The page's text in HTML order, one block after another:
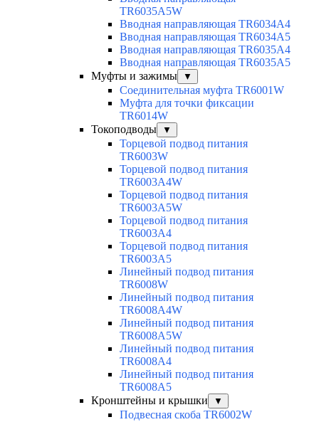
TR6035A5W
Вводная направляющая TR6034A4
Вводная направляющая TR6034A5
Вводная направляющая TR6035A4
Вводная направляющая TR6035A5
Муфты и зажимы
▼
Соединительная муфта TR6001W
Муфта для точки фиксации
TR6014W
Токоподводы
▼
Торцевой подвод питания
TR6003W
Торцевой подвод питания
TR6003A4W
Торцевой подвод питания
TR6003A5W
Торцевой подвод питания
TR6003A4
Торцевой подвод питания
TR6003A5
Линейный подвод питания
TR6008W
Линейный подвод питания
TR6008A4W
Линейный подвод питания
TR6008A5W
Линейный подвод питания
TR6008A4
Линейный подвод питания
TR6008A5
Кронштейны и крышки
▼
Подвесная скоба TR6002W